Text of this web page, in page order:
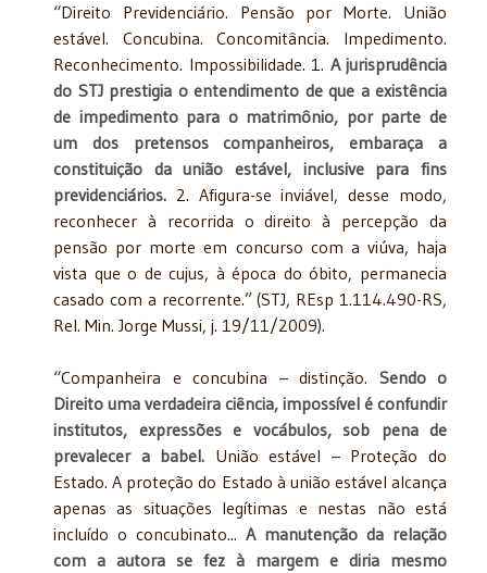
“Direito Previdenciário. Pensão por Morte. União
estável. Concubina. Concomitância. Impedimento.
Reconhecimento. Impossibilidade. 1. A jurisprudência
do STJ prestigia o entendimento de que a existência
de impedimento para o matrimônio, por parte de
um dos pretensos companheiros, embaraça a
constituição da união estável, inclusive para fins
previdenciários. 2. Afigura-se inviável, desse modo,
reconhecer à recorrida o direito à percepção da
pensão por morte em concurso com a viúva, haja
vista que o de cujus, à época do óbito, permanecia
casado com a recorrente.” (STJ, REsp 1.114.490-RS,
Rel. Min. Jorge Mussi, j. 19/11/2009).
“Companheira e concubina – distinção. Sendo o
Direito uma verdadeira ciência, impossível é confundir
institutos, expressões e vocábulos, sob pena de
prevalecer a babel. União estável – Proteção do
Estado. A proteção do Estado à união estável alcança
apenas as situações legítimas e nestas não está
incluído o concubinato... A manutenção da relação
com a autora se fez à margem e diria mesmo